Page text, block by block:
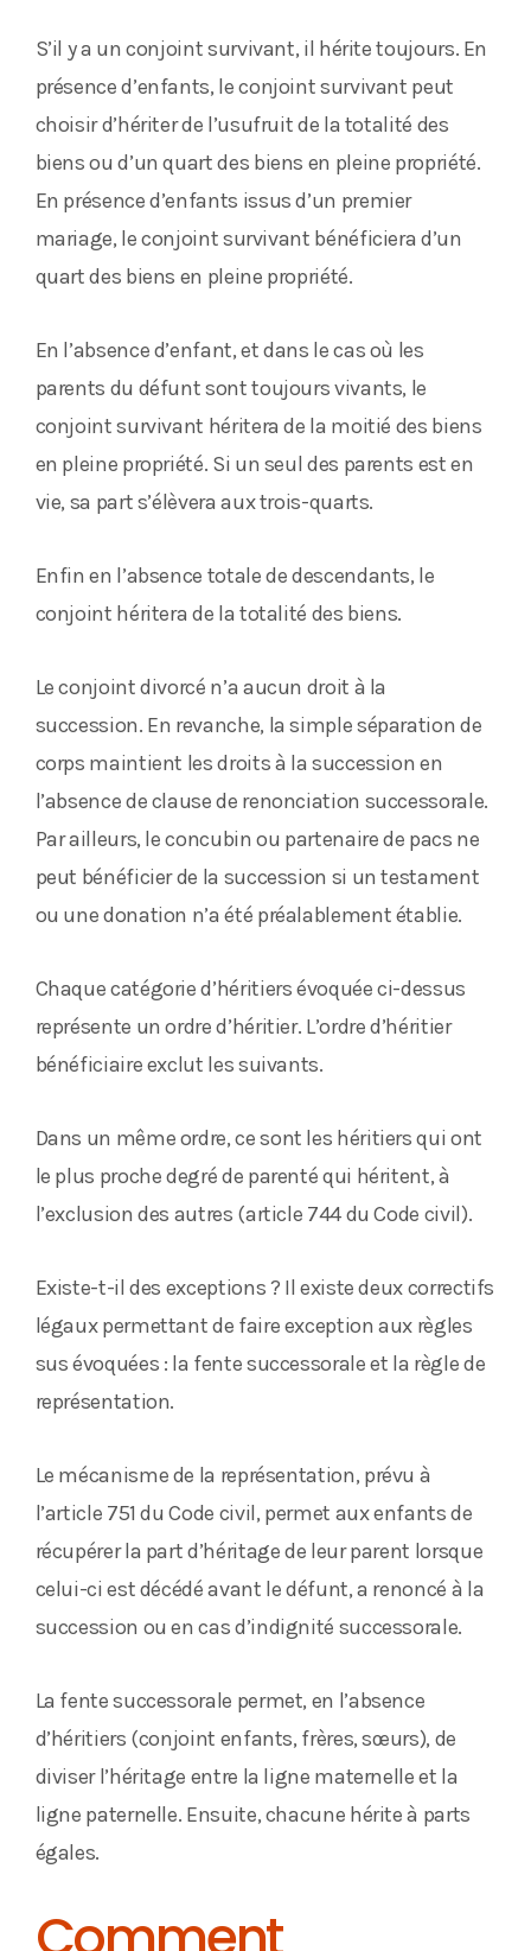
S’il y a un conjoint survivant, il hérite toujours. En
présence d’enfants, le conjoint survivant peut
choisir d’hériter de l’usufruit de la totalité des
biens ou d’un quart des biens en pleine propriété.
En présence d’enfants issus d’un premier
mariage, le conjoint survivant bénéficiera d’un
quart des biens en pleine propriété.
En l’absence d’enfant, et dans le cas où les
parents du défunt sont toujours vivants, le
conjoint survivant héritera de la moitié des biens
en pleine propriété. Si un seul des parents est en
vie, sa part s’élèvera aux trois-quarts.
Enfin en l’absence totale de descendants, le
conjoint héritera de la totalité des biens.
Le conjoint divorcé n’a aucun droit à la
succession. En revanche, la simple séparation de
corps maintient les droits à la succession en
l’absence de clause de renonciation successorale.
Par ailleurs, le concubin ou partenaire de pacs ne
peut bénéficier de la succession si un testament
ou une donation n’a été préalablement établie.
Chaque catégorie d’héritiers évoquée ci-dessus
représente un ordre d’héritier. L’ordre d’héritier
bénéficiaire exclut les suivants.
Dans un même ordre, ce sont les héritiers qui ont
le plus proche degré de parenté qui héritent, à
l’exclusion des autres (article 744 du Code civil).
Existe-t-il des exceptions ? Il existe deux correctifs
légaux permettant de faire exception aux règles
sus évoquées : la fente successorale et la règle de
représentation.
Le mécanisme de la représentation, prévu à
l’article 751 du Code civil, permet aux enfants de
récupérer la part d’héritage de leur parent lorsque
celui-ci est décédé avant le défunt, a renoncé à la
succession ou en cas d’indignité successorale.
La fente successorale permet, en l’absence
d’héritiers (conjoint enfants, frères, sœurs), de
diviser l’héritage entre la ligne maternelle et la
ligne paternelle. Ensuite, chacune hérite à parts
égales.